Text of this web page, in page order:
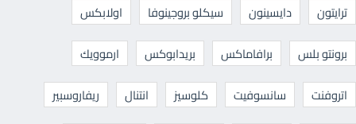
ترايتون
دايسينون سيكلو بروجينوفا
اولابكس
برونتو بلس
برافاماكس بريدابوكس
ارموويك
اتروفنت
سانسوفيت كلوسيز انتنال
ريفاروسبير